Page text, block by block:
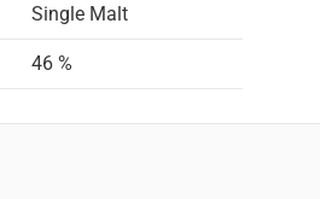
Single Malt
46 %